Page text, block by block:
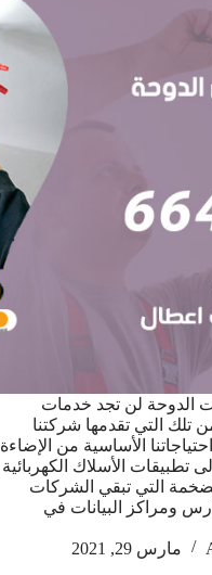
الدوحة لن تجد خدمات
تلك التي تقدمها شركتنا
الأساسية من الإضاءة
تطبيقات الأسلاك الكهربائية
التي تبقي الشركات
ومراكز البيانات في
مارس 29, 2021